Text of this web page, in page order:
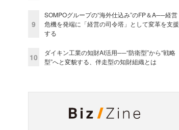
9
SOMPOグループの“海外仕込み”のFP＆A──経営
危機を発端に「経営の司令塔」として変革を支援
する
10
ダイキン工業の知財AI活用──“防衛型”から“戦略
型”へと変貌する、伴走型の知財組織とは